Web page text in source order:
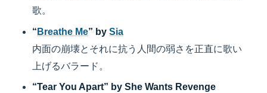
歌。
“ Breathe Me” bySia
内面の崩壊とそれに抗う人間の弱さを正直に歌い
上げるバラード。
“Tear You Apart” by She Wants Revenge